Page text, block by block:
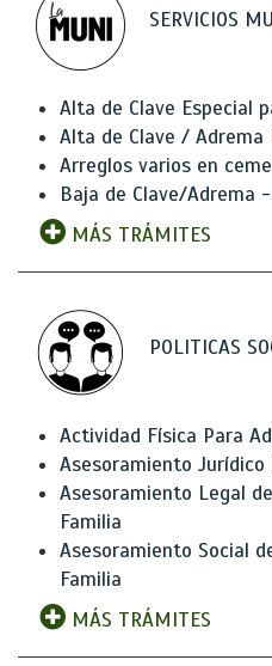
SERVICIOS
Alta de Clave Especial
Alta de Clave / Adrema
Arreglos varios en
Baja de Clave/Adrema
MÁS TRÁMITES
POLITICAS
Actividad Física Para
Asesoramiento
Asesoramiento Legal
Familia
Asesoramiento Social
Familia
MÁS TRÁMITES